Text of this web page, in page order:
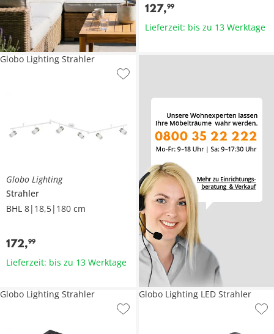
127,99
Lieferzeit: bis zu 13 Werktage
Globo Lighting
Strahler
BHL 8|18,5|180 cm
172,99
Globo Lighting Strahler
Lieferzeit: bis zu 13 Werktage
Globo Lighting Strahler Globo Lighting LED Strahler